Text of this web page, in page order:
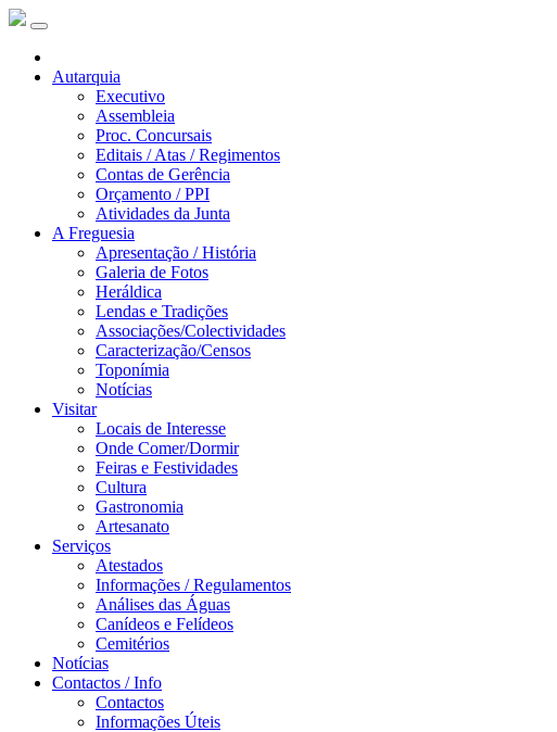
Autarquia
Executivo
Assembleia
Proc. Concursais
Editais / Atas / Regimentos
Contas de Gerência
Orçamento / PPI
Atividades da Junta
A Freguesia
Apresentação / História
Galeria de Fotos
Heráldica
Lendas e Tradições
Associações/Colectividades
Caracterização/Censos
Toponímia
Notícias
Visitar
Locais de Interesse
Onde Comer/Dormir
Feiras e Festividades
Cultura
Gastronomia
Artesanato
Serviços
Atestados
Informações / Regulamentos
Análises das Águas
Canídeos e Felídeos
Cemitérios
Notícias
Contactos / Info
Contactos
Informações Úteis